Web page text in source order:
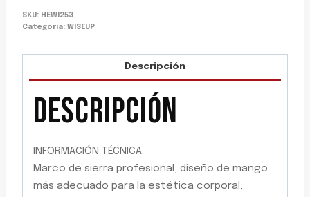
SKU: HEWI253
Categoría: WISEUP
Descripción
DESCRIPCIÓN
INFORMACIÓN TÉCNICA:
Marco de sierra profesional, diseño de mango
más adecuado para la estética corporal,